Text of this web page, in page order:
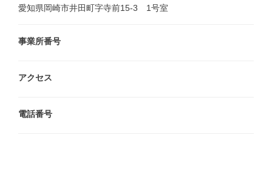
愛知県岡崎市井田町字寺前15-3 1号室
事業所番号
アクセス
電話番号